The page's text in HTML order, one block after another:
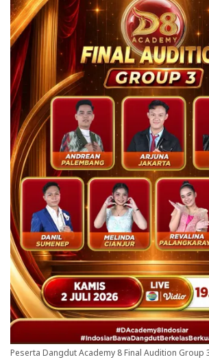
Peserta Dangdut Academy 8 Final Audition Group